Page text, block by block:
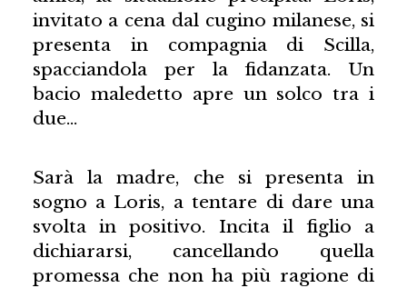
invitato a cena dal cugino milanese, si
presenta in compagnia di Scilla,
spacciandola per la fidanzata. Un
bacio maledetto apre un solco tra i
due…
Sarà la madre, che si presenta in
sogno a Loris, a tentare di dare una
svolta in positivo. Incita il figlio a
dichiararsi, cancellando quella
promessa che non ha più ragione di